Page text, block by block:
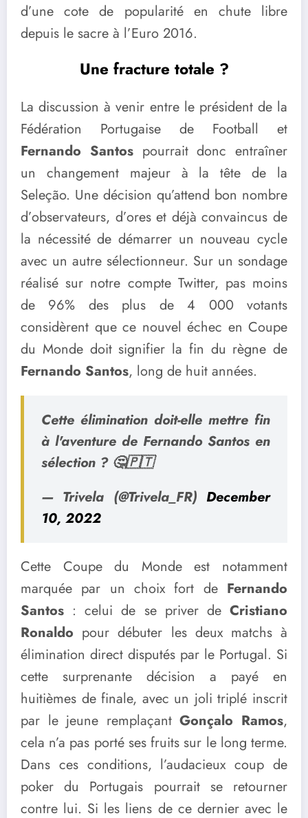
d’une cote de popularité en chute libre
depuis le sacre à l’Euro 2016.
Une fracture totale ?
La discussion à venir entre le président de la
Fédération Portugaise de Football et
Fernando Santospourrait donc entraîner
un changement majeur à la tête de la
Seleção. Une décision qu’attend bon nombre
d’observateurs, d’ores et déjà convaincus de
la nécessité de démarrer un nouveau cycle
avec un autre sélectionneur. Sur un sondage
réalisé sur notre compte Twitter, pas moins
de 96% des plus de 4 000 votants
considèrent que ce nouvel échec en Coupe
du Monde doit signifier la fin du règne de
Fernando Santos, long de huit années.
Cette élimination doit-elle mettre fin
à l'aventure de Fernando Santos en
sélection ? 🤔🇵🇹
— Trivela (@Trivela_FR) December
10, 2022
Cette Coupe du Monde est notamment
marquée par un choix fort de Fernando
Santos : celui de se priver de Cristiano
Ronaldo pour débuter les deux matchs à
élimination direct disputés par le Portugal. Si
cette surprenante décision a payé en
huitièmes de finale, avec un joli triplé inscrit
par le jeune remplaçantGonçalo Ramos,
cela n’a pas porté ses fruits sur le long terme.
Dans ces conditions, l’audacieux coup de
poker du Portugais pourrait se retourner
contre lui. Si les liens de ce dernier avec le